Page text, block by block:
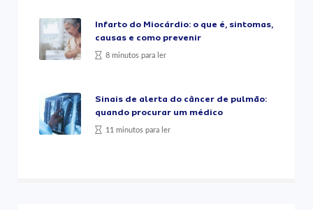
Infarto do Miocárdio: o que é, sintomas,
causas e como prevenir
8 minutos para ler
Sinais de alerta do câncer de pulmão:
quando procurar um médico
11 minutos para ler